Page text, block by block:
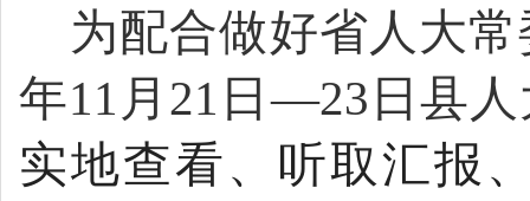
为配合做好省人大
年11月21日—23日县
实地查看、听取汇报